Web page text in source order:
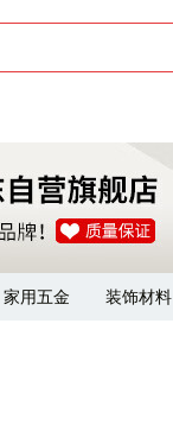
家用五金 装饰材料